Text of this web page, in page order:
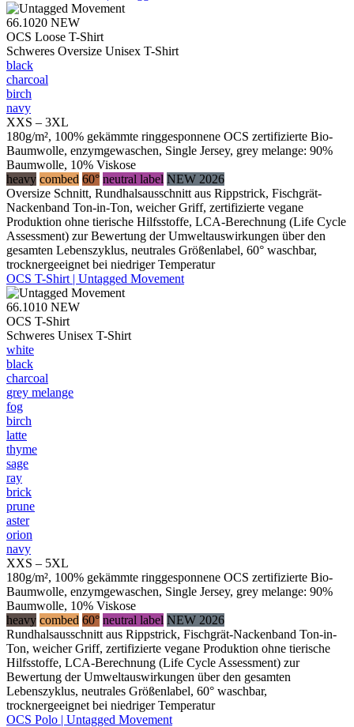
66.1020 NEW
OCS Loose T-Shirt
Schweres Oversize Unisex T-Shirt
black
charcoal
birch
navy
XXS – 3XL
180g/m², 100% gekämmte ringgesponnene OCS zertifizierte Bio-
Baumwolle, enzymgewaschen, Single Jersey, grey melange: 90%
Baumwolle, 10% Viskose
heavy combed 60° neutral label NEW 2026
Oversize Schnitt, Rundhalsausschnitt aus Rippstrick, Fischgrät-
Nackenband Ton-in-Ton, weicher Griff, zertifizierte vegane
Produktion ohne tierische Hilfsstoffe, LCA-Berechnung (Life Cycle
Assessment) zur Bewertung der Umweltauswirkungen über den
gesamten Lebenszyklus, neutrales Größenlabel, 60° waschbar,
trocknergeeignet bei niedriger Temperatur
OCS T-Shirt | Untagged Movement
66.1010 NEW
OCS T-Shirt
Schweres Unisex T-Shirt
white
black
charcoal
grey melange
fog
birch
latte
thyme
sage
ray
brick
prune
aster
orion
navy
XXS – 5XL
180g/m², 100% gekämmte ringgesponnene OCS zertifizierte Bio-
Baumwolle, enzymgewaschen, Single Jersey, grey melange: 90%
Baumwolle, 10% Viskose
heavy combed 60° neutral label NEW 2026
Rundhalsausschnitt aus Rippstrick, Fischgrät-Nackenband Ton-in-
Ton, weicher Griff, zertifizierte vegane Produktion ohne tierische
Hilfsstoffe, LCA-Berechnung (Life Cycle Assessment) zur
Bewertung der Umweltauswirkungen über den gesamten
Lebenszyklus, neutrales Größenlabel, 60° waschbar,
trocknergeeignet bei niedriger Temperatur
OCS Polo | Untagged Movement